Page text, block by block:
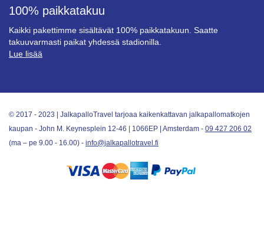
100% paikkatakuu
Kaikki pakettimme sisältävät 100% paikkatakuun. Saatte
takuuvarmasti paikat yhdessä stadionilla.
Lue lisää
© 2017 - 2023 | JalkapalloTravel tarjoaa kaikenkattavan jalkapallomatkojen
kaupan - John M. Keynesplein 12-46 | 1066EP | Amsterdam - 09 427 206 02
(ma – pe 9.00 - 16.00) - info@jalkapallotravel.fi